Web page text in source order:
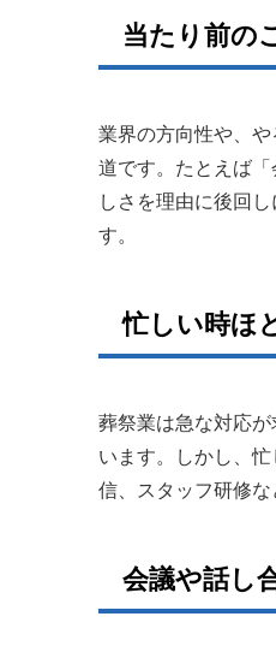
当たり前の
業界の方向性や、
道です。たとえば
しさを理由に後回
す。
忙しい時ほ
葬祭業は急な対応
います。しかし、
信、スタッフ研修
会議や話し